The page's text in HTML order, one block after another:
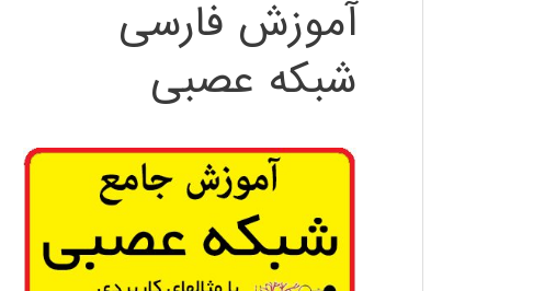
آموزش فارسی
شبکه عصبی